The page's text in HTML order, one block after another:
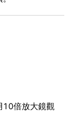
10倍放大鏡觀